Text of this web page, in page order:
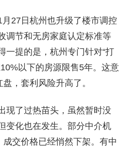
27日杭州也升级了楼市调控
调节和无房家庭认定标准等
一提的是，杭州专门针对“打
以下的房源限售5年。这意
，套利风险升高了。
现了过热苗头，虽然暂时没
变化也在发生。部分中介机
交价格已经悄然下架。有中